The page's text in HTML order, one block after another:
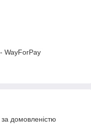
WayForPay
домовленістю